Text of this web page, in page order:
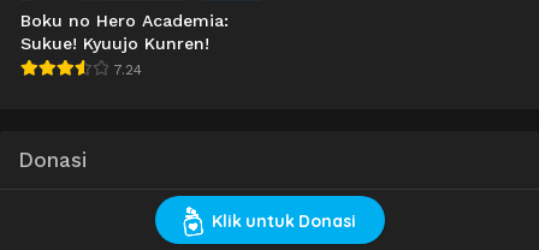
Boku no Hero Academia:
Sukue! Kyuujo Kunren!
7.24
Donasi
Klik untuk Donasi